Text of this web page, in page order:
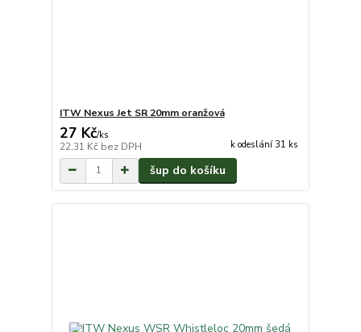
ITW Nexus Jet SR 20mm oranžová
27 Kč/ks
22,31 Kč bez DPH k odeslání 31 ks
šup do košíku